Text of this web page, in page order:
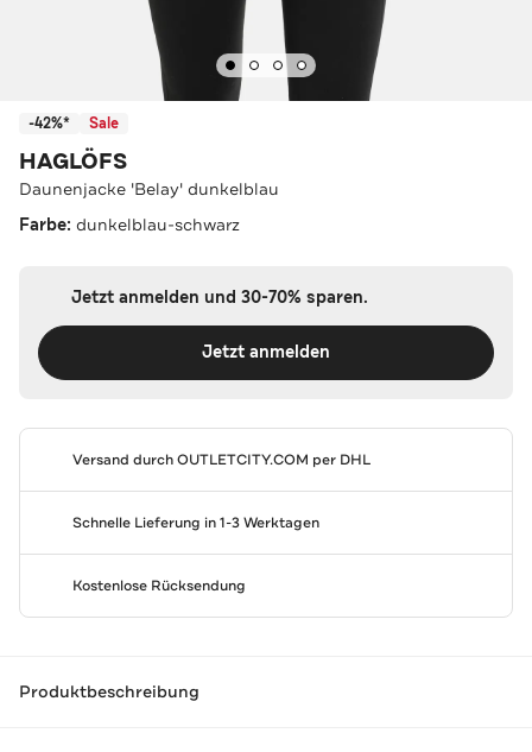
-42%* Sale
HAGLÖFS
Daunenjacke 'Belay' dunkelblau
Farbe: dunkelblau-schwarz
Jetzt anmelden und 30-70% sparen.
Jetzt anmelden
Versand durchOUTLETCITY.COM per DHL
Schnelle Lieferung in 1-3 Werktagen
Kostenlose Rücksendung
Produktbeschreibung